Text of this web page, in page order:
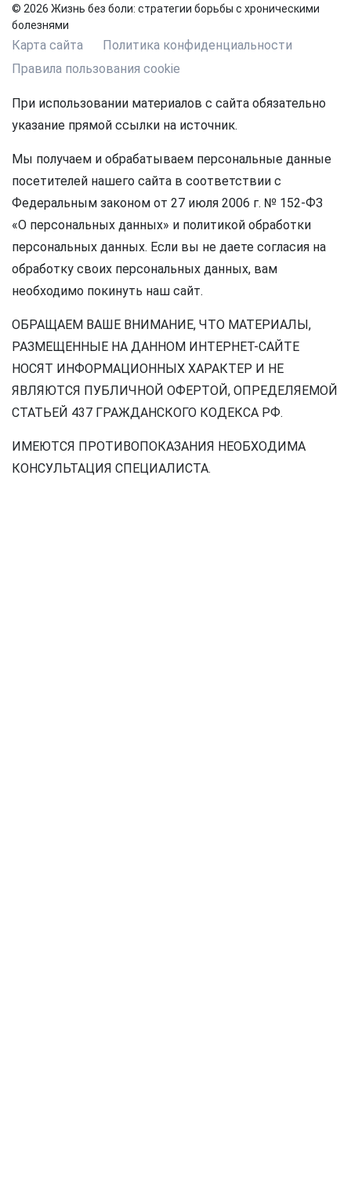
© 2026 Жизнь без боли: стратегии борьбы с хроническими
болезнями
Карта сайта
Политика конфиденциальности
Правила пользования cookie
При использовании материалов с сайта обязательно
указание прямой ссылки на источник.
Мы получаем и обрабатываем персональные данные
посетителей нашего сайта в соответствии с
Федеральным законом от 27 июля 2006 г. № 152-ФЗ
«О персональных данных» и политикой обработки
персональных данных. Если вы не даете согласия на
обработку своих персональных данных, вам
необходимо покинуть наш сайт.
ОБРАЩАЕМ ВАШЕ ВНИМАНИЕ, ЧТО МАТЕРИАЛЫ,
РАЗМЕЩЕННЫЕ НА ДАННОМ ИНТЕРНЕТ-САЙТЕ
НОСЯТ ИНФОРМАЦИОННЫХ ХАРАКТЕР И НЕ
ЯВЛЯЮТСЯ ПУБЛИЧНОЙ ОФЕРТОЙ, ОПРЕДЕЛЯЕМОЙ
СТАТЬЕЙ 437 ГРАЖДАНСКОГО КОДЕКСА РФ.
ИМЕЮТСЯ ПРОТИВОПОКАЗАНИЯ НЕОБХОДИМА
КОНСУЛЬТАЦИЯ СПЕЦИАЛИСТА.